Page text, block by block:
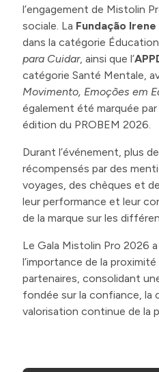
l’engagement de Mistolin
sociale. La Fundação Irene
dans la catégorie
para Cuidar, ainsi que l’
catégorie Santé Mentale,
Movimento, Emoções em
également été marquée
édition du PROBEM 2026.
Durant l’événement, plus
récompensés par des
voyages, des chèques et
leur performance et leur
de la marque sur les
Le Gala Mistolin Pro 2026
l’importance de la
partenaires, consolidant
fondée sur la confiance, la
valorisation continue de la